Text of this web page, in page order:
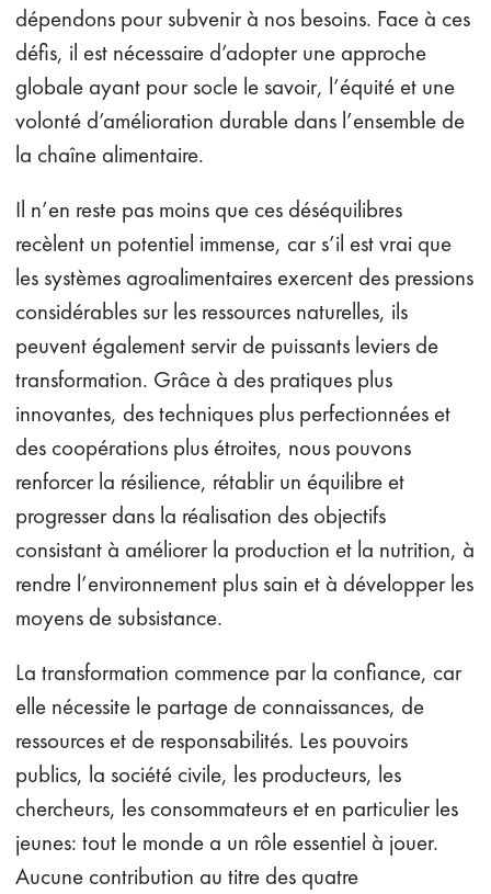
dépendons pour subvenir à nos besoins. Face à ces
défis, il est nécessaire d’adopter une approche
globale ayant pour socle le savoir, l’équité et une
volonté d’amélioration durable dans l’ensemble de
la chaîne alimentaire.
Il n’en reste pas moins que ces déséquilibres
recèlent un potentiel immense, car s’il est vrai que
les systèmes agroalimentaires exercent des pressions
considérables sur les ressources naturelles, ils
peuvent également servir de puissants leviers de
transformation. Grâce à des pratiques plus
innovantes, des techniques plus perfectionnées et
des coopérations plus étroites, nous pouvons
renforcer la résilience, rétablir un équilibre et
progresser dans la réalisation des objectifs
consistant à améliorer la production et la nutrition, à
rendre l’environnement plus sain et à développer les
moyens de subsistance.
La transformation commence par la confiance, car
elle nécessite le partage de connaissances, de
ressources et de responsabilités. Les pouvoirs
publics, la société civile, les producteurs, les
chercheurs, les consommateurs et en particulier les
jeunes: tout le monde a un rôle essentiel à jouer.
Aucune contribution au titre des quatre